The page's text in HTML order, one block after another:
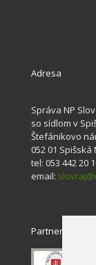
Adresa
Správa NP
so sídlom v
Štefánikovo
052 01 Spišská
tel: 053 442 20
email:
Partneri